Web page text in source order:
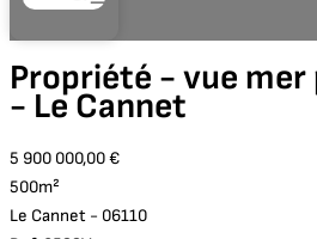
Propriété - vue mer
- Le Cannet
5 900 000,00 €
500m²
Le Cannet - 06110